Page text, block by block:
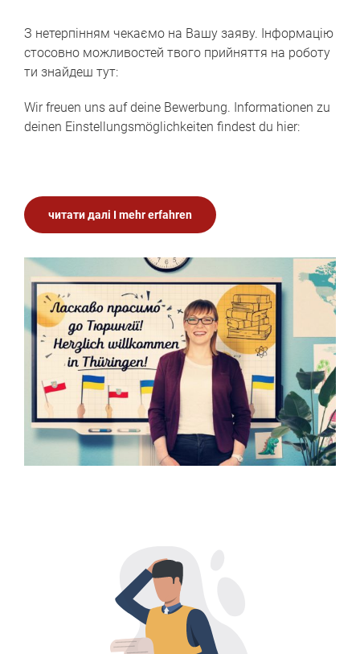
З нетерпінням чекаємо на Вашу заяву. Інформацію
стосовно можливостей твого прийняття на роботу
ти знайдеш тут:
Wir freuen uns auf deine Bewerbung. Informationen zu
deinen Einstellungsmöglichkeiten findest du hier:
читати далі I mehr erfahren